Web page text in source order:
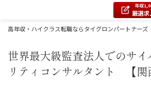
年収
厳選
高年収・ハイクラス転職ならタイグロンパートナーズ
世界最大級監査法人でのサイ
リティコンサルタント 【関